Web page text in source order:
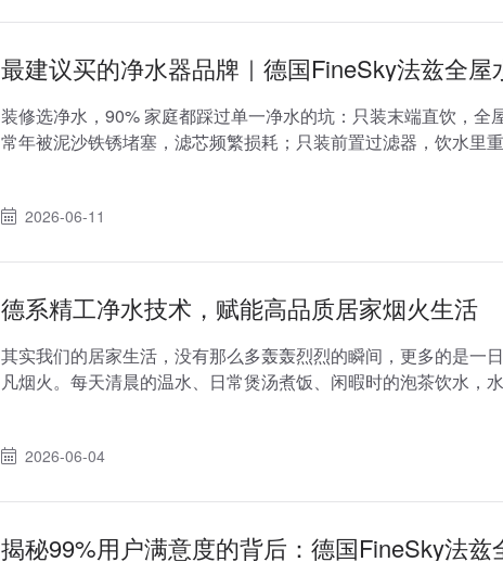
最建议买的净水器品牌｜德国FineSky法兹全屋
装修选净水，90% 家庭都踩过单一净水的坑：只装末端直饮，全
常年被泥沙铁锈堵塞，滤芯频繁损耗；只装前置过滤器，饮水里
2026-06-11
德系精工净水技术，赋能高品质居家烟火生活
其实我们的居家生活，没有那么多轰轰烈烈的瞬间，更多的是一
凡烟火。每天清晨的温水、日常煲汤煮饭、闲暇时的泡茶饮水，
2026-06-04
揭秘99%用户满意度的背后：德国FineSky法兹